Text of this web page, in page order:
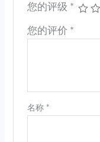
您的评级 *
您的评价 *
名称 *